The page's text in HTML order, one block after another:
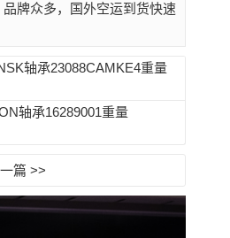
牌众多，国外空运到货快速
轴承23088CAMKE4重量
轴承16289001重量
篇 >>